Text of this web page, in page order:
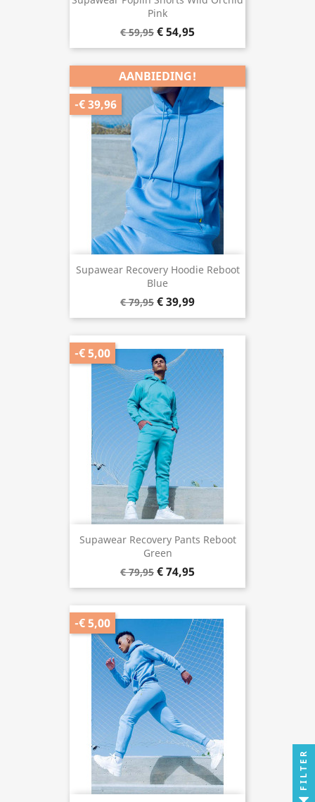
Pink
€ 59,95 € 54,95
Supawear Recovery Hoodie Reboot
Blue
€ 79,95 € 39,99
AANBIEDING!
-€ 39,96
Supawear Recovery Pants Reboot
Green
€ 79,95 € 74,95
-€ 5,00
-€ 5,00
FILTER